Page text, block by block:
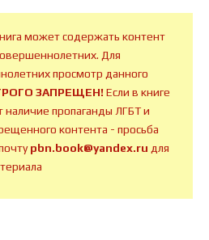
может содержать контент
Для
просмотр данного
ЗАПРЕЩЕН!Если в книге
наличие пропаганды ЛГБТ и
контента - просьба
pbn.book@yandex.ru для